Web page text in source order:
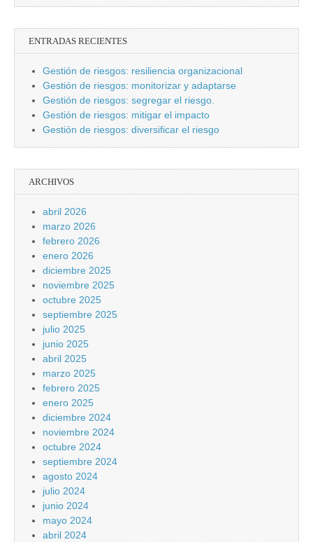
ENTRADAS RECIENTES
Gestión de riesgos: resiliencia organizacional
Gestión de riesgos: monitorizar y adaptarse
Gestión de riesgos: segregar el riesgo.
Gestión de riesgos: mitigar el impacto
Gestión de riesgos: diversificar el riesgo
ARCHIVOS
abril 2026
marzo 2026
febrero 2026
enero 2026
diciembre 2025
noviembre 2025
octubre 2025
septiembre 2025
julio 2025
junio 2025
abril 2025
marzo 2025
febrero 2025
enero 2025
diciembre 2024
noviembre 2024
octubre 2024
septiembre 2024
agosto 2024
julio 2024
junio 2024
mayo 2024
abril 2024